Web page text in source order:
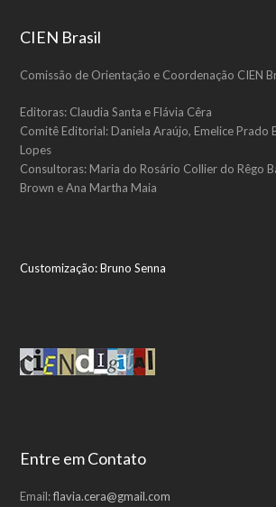
CIEN Brasil
Comissão de Orientação e Coordenação CIEN
Editoras: Claudia Santa e Flávia Cêra
Comitê Editorial: Daniela Araújo, Emelice Prado
Lopes
Consultoras: Maria do Rosário Collier do Rêgo
Brown e Ana Martha Maia
Customização:Bruno Senna
Entre em Contato
Email:flavia.cera@gmail.com